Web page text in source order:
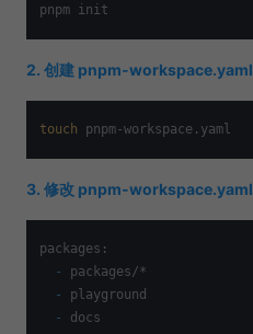
2. 创建 pnpm-workspace.yaml
touch
3. 修改 pnpm-workspace.yaml
  -
  -
  -